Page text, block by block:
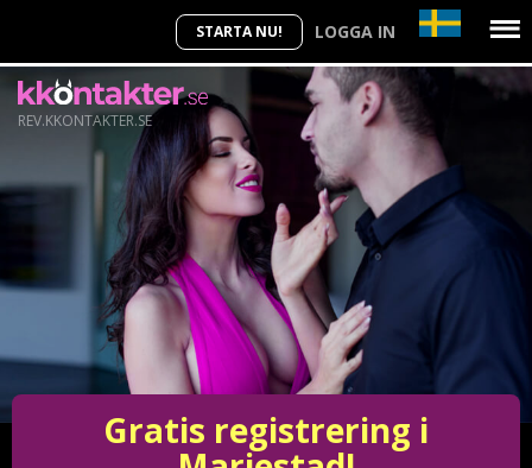
STARTA NU! LOGGA IN
REV.KKONTAKTER.SE
Gratis registrering i